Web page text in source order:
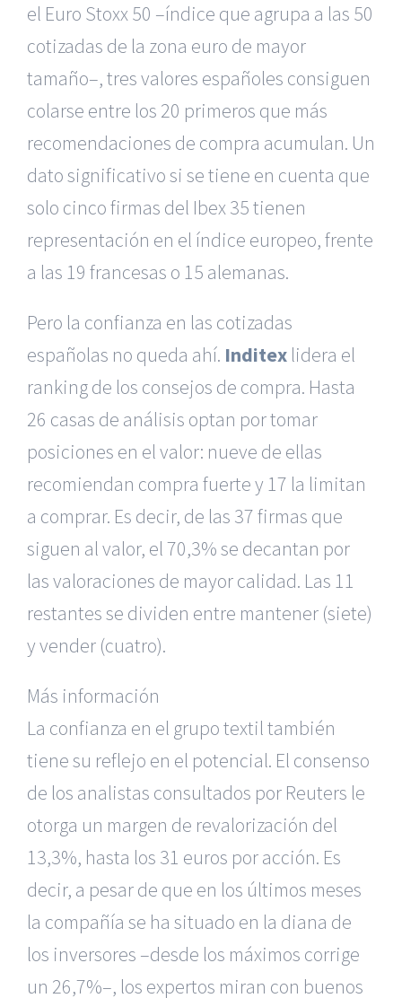
el Euro Stoxx 50 –índice que agrupa a las 50
cotizadas de la zona euro de mayor
tamaño–, tres valores españoles consiguen
colarse entre los 20 primeros que más
recomendaciones de compra acumulan. Un
dato significativo si se tiene en cuenta que
solo cinco firmas del Ibex 35 tienen
representación en el índice europeo, frente
a las 19 francesas o 15 alemanas.
Pero la confianza en las cotizadas
españolas no queda ahí. Inditex lidera el
ranking de los consejos de compra. Hasta
26 casas de análisis optan por tomar
posiciones en el valor: nueve de ellas
recomiendan compra fuerte y 17 la limitan
a comprar. Es decir, de las 37 firmas que
siguen al valor, el 70,3% se decantan por
las valoraciones de mayor calidad. Las 11
restantes se dividen entre mantener (siete)
y vender (cuatro).
Más información
La confianza en el grupo textil también
tiene su reflejo en el potencial. El consenso
de los analistas consultados por Reuters le
otorga un margen de revalorización del
13,3%, hasta los 31 euros por acción. Es
decir, a pesar de que en los últimos meses
la compañía se ha situado en la diana de
los inversores –desde los máximos corrige
un 26,7%–, los expertos miran con buenos